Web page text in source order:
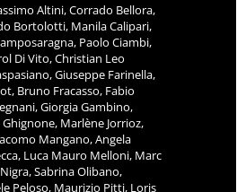
Altini, Corrado Bellora,
Bortolotti, Manila Calipari,
Paolo Ciambi,
Di Vito, Christian Leo
Giuseppe Farinella,
Bruno Fracasso, Fabio
Giorgia Gambino,
Marlène Jorrioz,
Mangano, Angela
Luca Mauro Melloni, Marc
Sabrina Olibano,
Peloso, Maurizio Pitti, Loris